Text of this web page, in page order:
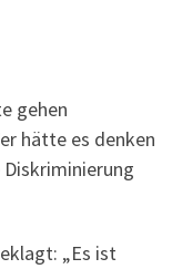
gehen
hätte es denken
„Es ist